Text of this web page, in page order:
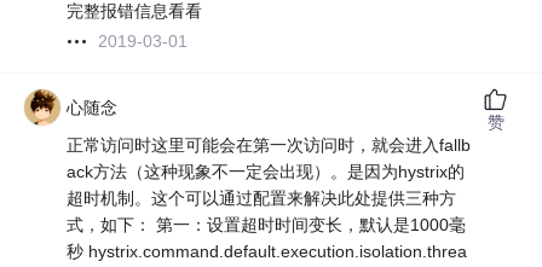
完整报错信息看看
2019-03-01
心随念
正常访问时这里可能会在第一次访问时，就会进入fallb
ack方法（这种现象不一定会出现）。是因为hystrix的
超时机制。这个可以通过配置来解决此处提供三种方
式，如下： 第一：设置超时时间变长，默认是1000毫
秒 hystrix.command.default.execution.isolation.threa
赞